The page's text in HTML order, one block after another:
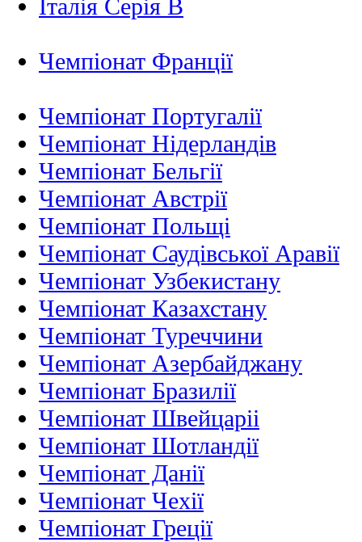
Італія Серія B
Чемпіонат Франції
Чемпіонат Португалії
Чемпіонат Нідерландiв
Чемпіонат Бельгії
Чемпіонат Австрії
Чемпіонат Польщі
Чемпіонат Саудівської Аравії
Чемпіонат Узбекистану
Чемпіонат Казахстану
Чемпіонат Туреччини
Чемпіонат Азербайджану
Чемпіонат Бразилії
Чемпіонат Швейцаріі
Чемпіонат Шотландії
Чемпіонат Данії
Чемпіонат Чехії
Чемпіонат Греції